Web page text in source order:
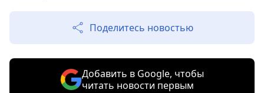
Поделитесь новостью
Добавить в Google, чтобы
читать новости первым